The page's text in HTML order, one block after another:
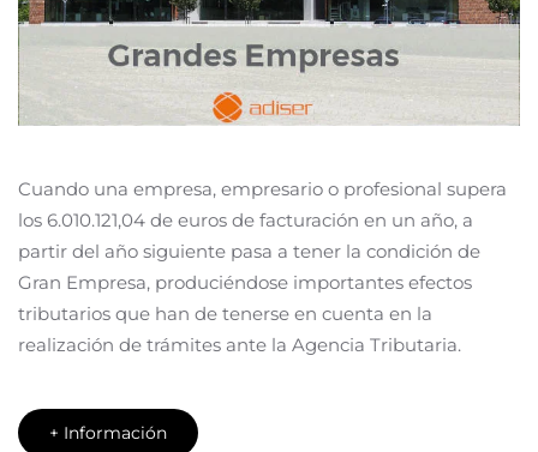
Cuando una empresa, empresario o profesional supera
los 6.010.121,04 de euros de facturación en un año, a
partir del año siguiente pasa a tener la condición de
Gran Empresa, produciéndose importantes efectos
tributarios que han de tenerse en cuenta en la
realización de trámites ante la Agencia Tributaria.
+ Información